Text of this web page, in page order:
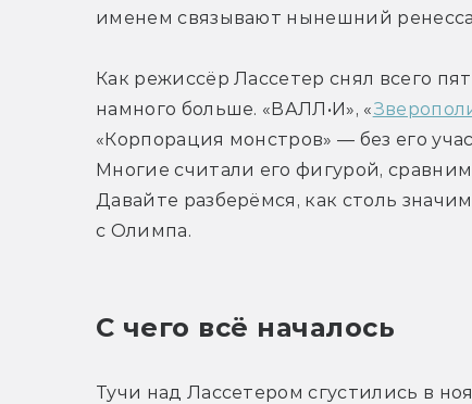
именем связывают нынешний
Как режиссёр Лассетер снял всего
намного больше. «ВАЛЛ•И», «
«Корпорация монстров» — без его
Многие считали его фигурой,
Давайте разберёмся, как столь
с Олимпа.
С чего всё началось
Тучи над Лассетером сгустились в